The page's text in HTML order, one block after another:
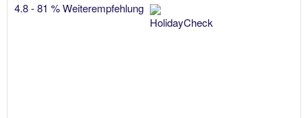
4.8 - 81 % Weiterempfehlung